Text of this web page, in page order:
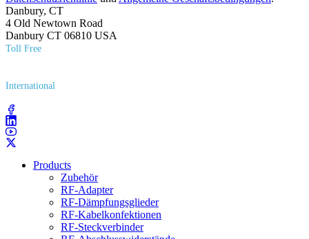
Danbury, CT
4 Old Newtown Road
Danbury CT 06810 USA
Toll Free
International
Products
Zubehör
RF-Adapter
RF-Dämpfungsglieder
RF-Kabelkonfektionen
RF-Steckverbinder